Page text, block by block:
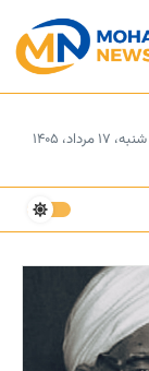
شنبه، ۱۷ مرداد، ۱۴۰۵